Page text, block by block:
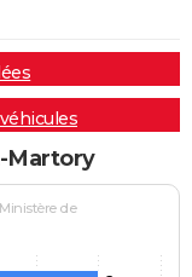
Martory
de